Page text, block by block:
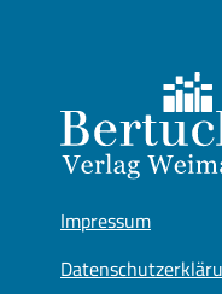
Impressum